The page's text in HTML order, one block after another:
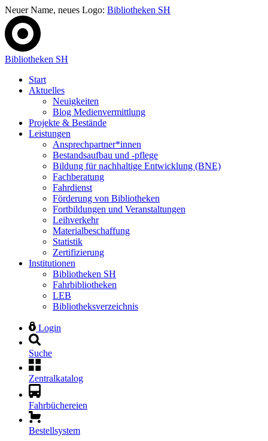
Neuer Name, neues Logo: Bibliotheken SH
Bibliotheken SH
Start
Aktuelles
Neuigkeiten
Blog Medienvermittlung
Projekte & Bestände
Leistungen
Ansprechpartner*innen
Bestandsaufbau und -pflege
Bildung für nachhaltige Entwicklung (BNE)
Fachberatung
Fahrdienst
Förderung von Bibliotheken
Fortbildungen und Veranstaltungen
Leihverkehr
Materialbeschaffung
Statistik
Zertifizierung
Institutionen
Bibliotheken SH
Fahrbibliotheken
LEB
Bibliotheksverzeichnis
Login
Suche
Zentralkatalog
Fahrbüchereien
Bestellsystem